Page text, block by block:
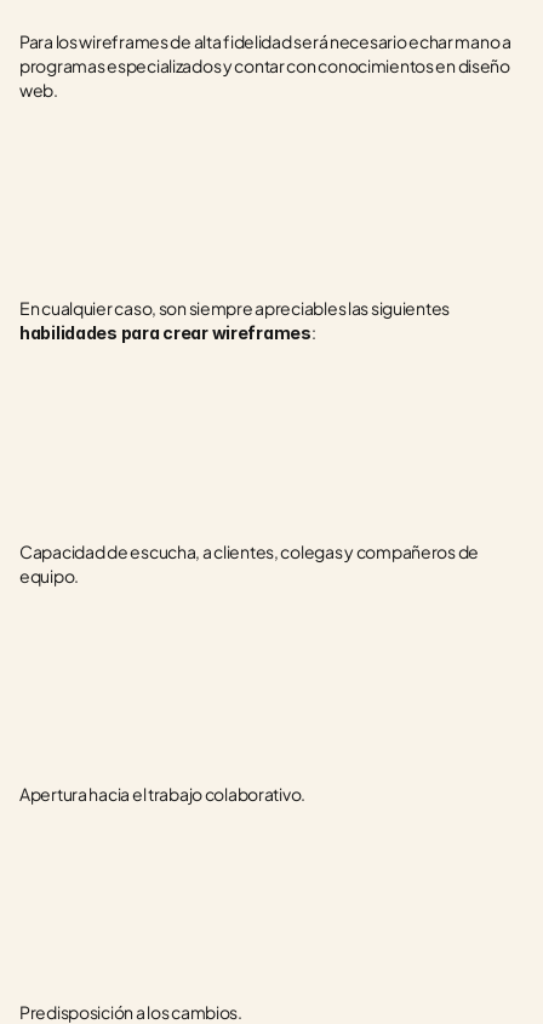
Para los wireframes de alta fidelidad será necesario echar mano a
programas especializados y contar con conocimientos en diseño
web.
habilidades para crear wireframes:
Capacidad de escucha, a clientes, colegas y compañeros de
equipo.
Apertura hacia el trabajo colaborativo.
Predisposición a los cambios.